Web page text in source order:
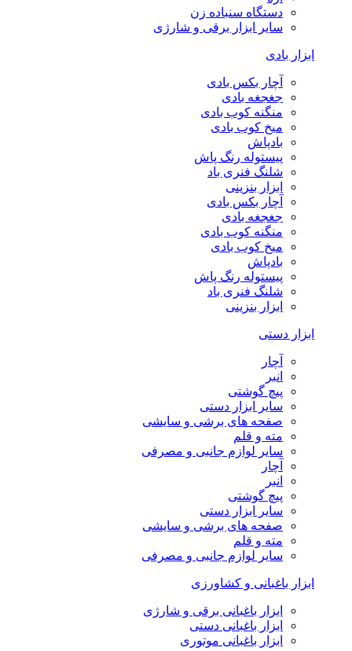
دستگاه سنباده زن
سایر ابزار برقی و شارژی
ابزار بادی
آچار بکس بادی
جغجغه بادی
منگنه کوب بادی
میخ کوب بادی
بادپاش
پیستوله رنگ پاش
شلنگ فنری باد
ابزار بنزینی
آچار بکس بادی
جغجغه بادی
منگنه کوب بادی
میخ کوب بادی
بادپاش
پیستوله رنگ پاش
شلنگ فنری باد
ابزار بنزینی
ابزار دستی
آچار
انبر
پیچ گوشتی
سایر ابزار دستی
صفحه های برشی و سایشی
مته و قلم
سایر لوازم جانبی و مصرفی
آچار
انبر
پیچ گوشتی
سایر ابزار دستی
صفحه های برشی و سایشی
مته و قلم
سایر لوازم جانبی و مصرفی
ابزار باغبانی و کشاورزی
ابزار باغبانی برقی و شارژی
ابزار باغبانی دستی
ابزار باغبانی موتوری